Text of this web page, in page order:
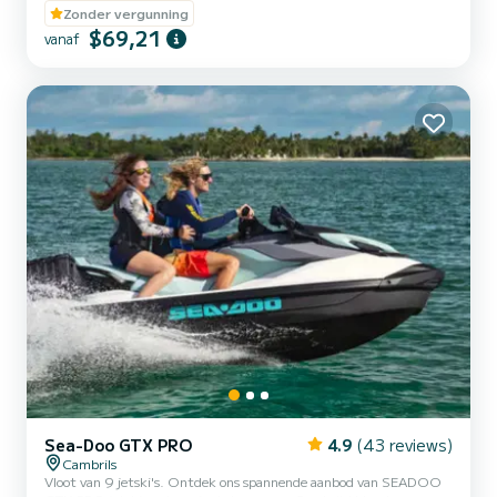
3,17 meter bieden wij flexibele verhuurmogelijkheden van 20, 30,
40 en 60 minuten om aan jouw behoeften en voorkeuren te
voldoen. Ervaar de adrenaline van het doorklieven van de golven en
Zonder vergunning
vanaf $69,21
Sea-Doo GTX PRO 4.9 (43 reviews)
Cambrils
Vloot van 9 jetski's. Ontdek ons spannende aanbod van SEADOO